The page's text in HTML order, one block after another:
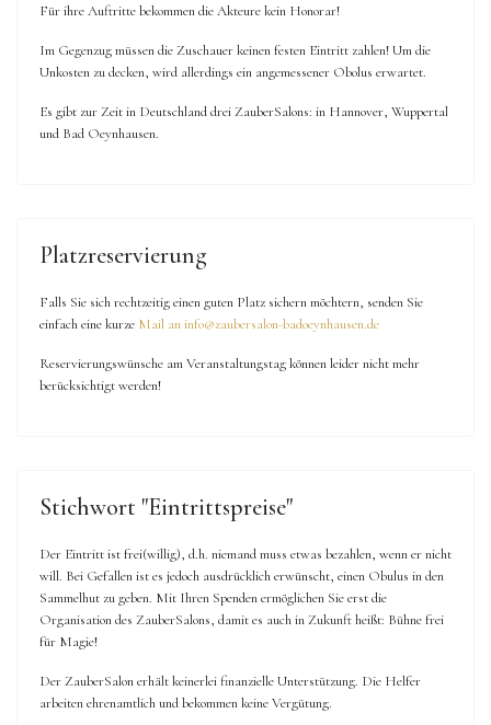
Für ihre Auftritte bekommen die Akteure kein Honorar!
Im Gegenzug müssen die Zuschauer keinen festen Eintritt zahlen! Um die
Unkosten zu decken, wird allerdings ein angemessener Obolus erwartet.
Es gibt zur Zeit in Deutschland drei ZauberSalons: in Hannover, Wuppertal
und Bad Oeynhausen.
Platzreservierung
Falls Sie sich rechtzeitig einen guten Platz sichern möchtern, senden Sie
einfach eine kurze Mail an info@zaubersalon-badoeynhausen.de
Reservierungswünsche am Veranstaltungstag können leider nicht mehr
berücksichtigt werden!
Stichwort "Eintrittspreise"
Der Eintritt ist frei(willig), d.h. niemand muss etwas bezahlen, wenn er nicht
will. Bei Gefallen ist es jedoch ausdrücklich erwünscht, einen Obulus in den
Sammelhut zu geben. Mit Ihren Spenden ermöglichen Sie erst die
Organisation des ZauberSalons, damit es auch in Zukunft heißt: Bühne frei
für Magie!
Der ZauberSalon erhält keinerlei finanzielle Unterstützung. Die Helfer
arbeiten ehrenamtlich und bekommen keine Vergütung.